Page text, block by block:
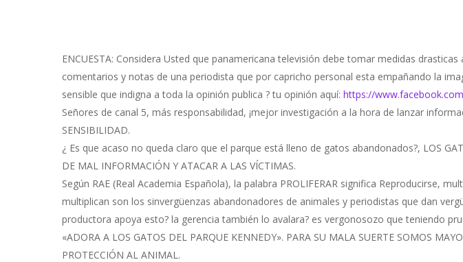
ENCUESTA: Considera Usted que panamericana televisión debe tomar medidas
comentarios y notas de una periodista que por capricho personal esta empañando la
sensible que indigna a toda la opinión publica ? tu opinión aquí: https://
Señores de canal 5, más responsabilidad, ¡mejor investigación a la hora de lanzar
SENSIBILIDAD.
¿ Es que acaso no queda claro que el parque está lleno de gatos abandonados?, LOS
DE MAL INFORMACIÓN Y ATACAR A LAS VÍCTIMAS.
Según RAE (Real Academia Española), la palabra PROLIFERAR significa Reproducirse,
multiplican son los sinvergüenzas abandonadores de animales y periodistas que dan
productora apoya esto? la gerencia también lo avalara? es vergonosozo que teniendo
«ADORA A LOS GATOS DEL PARQUE KENNEDY». PARA SU MALA SUERTE SOMOS
PROTECCIÓN AL ANIMAL.